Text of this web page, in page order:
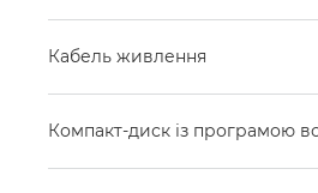
Кабель живлення
Компакт-диск із програмою